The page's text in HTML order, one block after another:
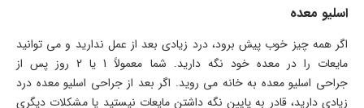
اسلیو معده
اگر همه چیز خوب پیش برود، درد زیادی بعد از عمل ندارید و می توانید
مایعات را در معده خود نگه دارید. شما معمولاً 1 یا 2 روز پس از
جراحی اسلیو معده به خانه می روید. اگر بعد از جراحی اسلیو معده درد
زیادی دارید، قادر به پایین نگه داشتن مایعات نیستید یا مشکلات دیگری